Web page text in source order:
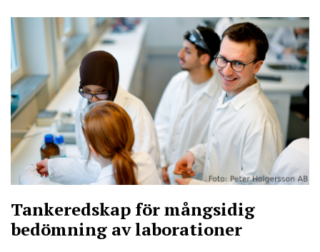
Tankeredskap för mångsidig
bedömning av laborationer